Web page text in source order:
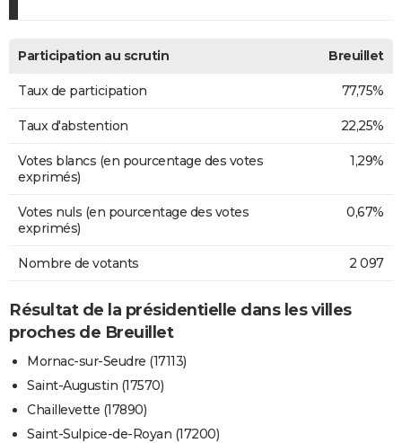
Participation au scrutin Breuillet
Taux de participation 77,75%
Taux d'abstention 22,25%
Votes blancs (en pourcentage des votes
exprimés)
1,29%
Votes nuls (en pourcentage des votes
exprimés)
0,67%
Nombre de votants 2 097
Résultat de la présidentielle dans les villes
proches de Breuillet
Mornac-sur-Seudre (17113)
Saint-Augustin (17570)
Chaillevette (17890)
Saint-Sulpice-de-Royan (17200)